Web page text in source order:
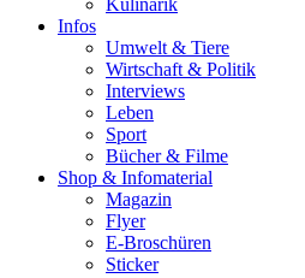
Infos
Umwelt & Tiere
Wirtschaft & Politik
Interviews
Leben
Sport
Bücher & Filme
Shop & Infomaterial
Magazin
Flyer
E-Broschüren
Sticker